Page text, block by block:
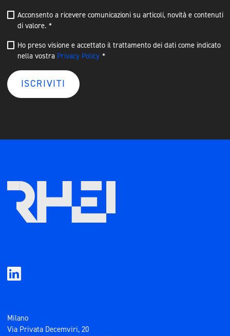
Acconsento a ricevere comunicazioni su articoli, novità e contenuti
di valore. *
Ho preso visione e accettato il trattamento dei dati come indicato
nella vostra Privacy Policy *
Milano
Via Privata Decemviri, 20